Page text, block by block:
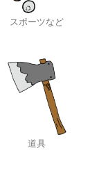
スポーツなど
道具